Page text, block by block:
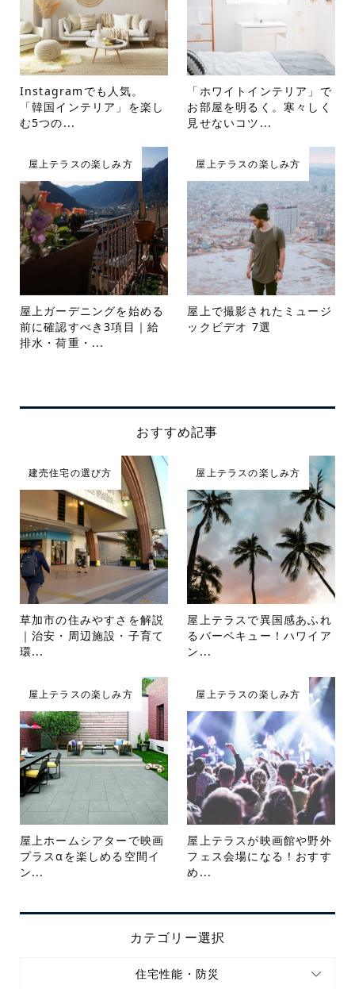
Instagramでも人気。
「韓国インテリア」を楽し
む5つの...
「ホワイトインテリア」で
お部屋を明るく。寒々しく
見せないコツ...
屋上テラスの楽しみ方
屋上ガーデニングを始める
前に確認すべき3項目｜給
排水・荷重・...
屋上テラスの楽しみ方
屋上で撮影されたミュージ
ックビデオ 7選
おすすめ記事
建売住宅の選び方
草加市の住みやすさを解説
｜治安・周辺施設・子育て
環...
屋上テラスの楽しみ方
屋上テラスで異国感あふれ
るバーベキュー！ハワイア
ン...
屋上テラスの楽しみ方
屋上ホームシアターで映画
プラスαを楽しめる空間イ
ン...
屋上テラスの楽しみ方
屋上テラスが映画館や野外
フェス会場になる！おすす
め...
カテゴリー選択
住宅性能・防災